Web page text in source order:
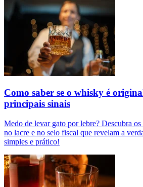
Como saber se o whisky é
principais sinais
Medo de levar gato por lebre? Descubra
no lacre e no selo fiscal que revelam a
simples e prático!